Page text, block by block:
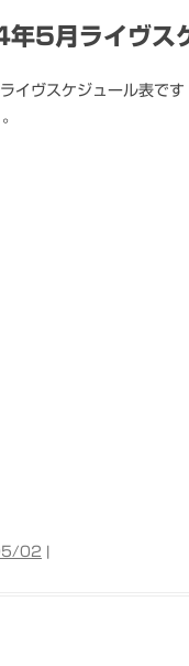
5月ライヴス
イヴスケジュール表
02